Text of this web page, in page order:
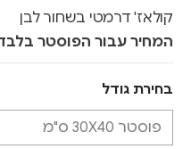
קולאז' דרמטי בשחור לבן
המחיר עבור הפוסטר
בחירת גודל